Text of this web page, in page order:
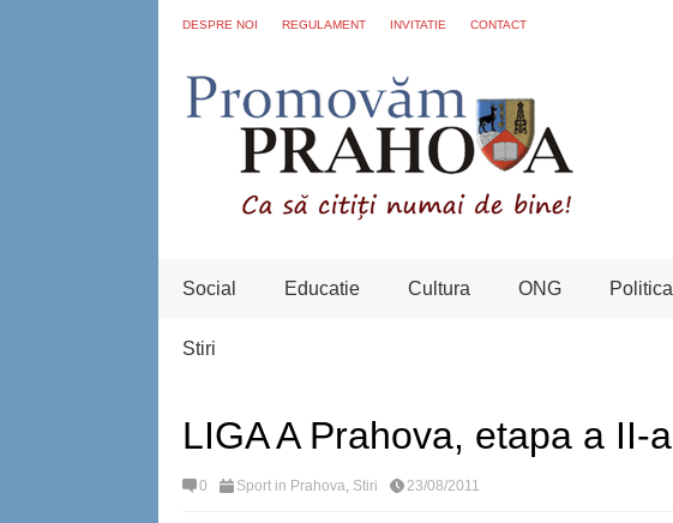
DESPRE NOI REGULAMENT INVITATIE CONTACT
Social Educatie Cultura ONG Politica
Stiri
LIGA A Prahova, etapa a II-a
0 Sport in Prahova, Stiri 23/08/2011